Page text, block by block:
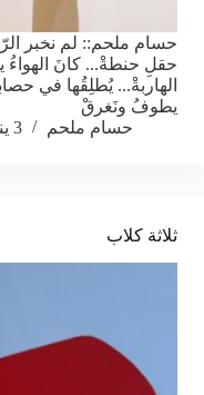
حسام ملحم:: لم نخبر
حقلِ حنطةْ... كانَ الهواءُ
الهاربةْ... يُطلِقُها في
يطوفُ ونَغرقْ
حسام ملحم
3 يناير, 2017
ثلاثة كلاب